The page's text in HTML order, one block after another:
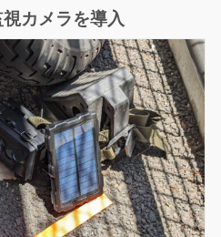
日
リ
カメラを導入